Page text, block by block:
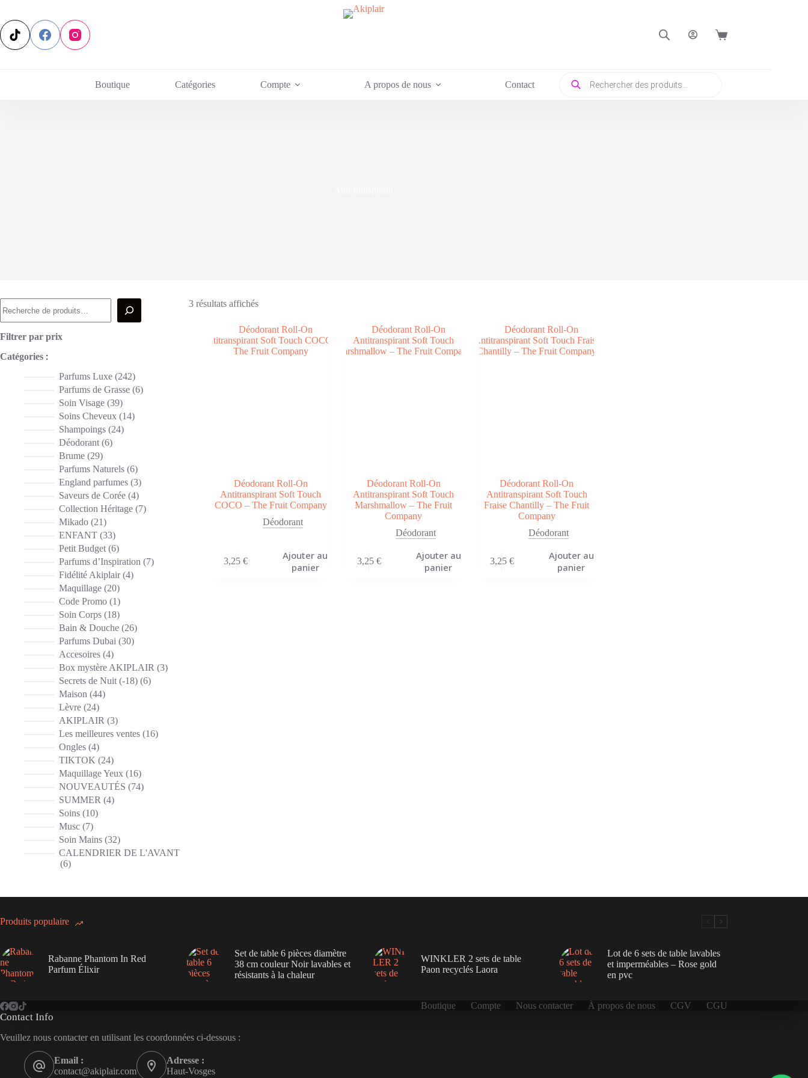
contenu
Panier
Boutique Catégories Compte A propos de nous Contact
3 résultats affichésTrié
plus
récent
au
plus
Déodorant Roll-On
Antitranspirant Soft Touch
COCO – The Fruit Company
Déodorant
3,25€
Ajouter au
panier
Déodorant Roll-On
Antitranspirant Soft Touch
Marshmallow – The Fruit
Company
Déodorant
3,25 €
Ajouter au
panier
Déodorant Roll-On
Antitranspirant Soft Touch
Fraise Chantilly – The Fruit
Company
Déodorant
3,25 €
Ajouter au
panier
Filtrer par prix
Catégories :
Parfums Luxe 242242
produits
Parfums de Grasse 66
Soin Visage 3939
produits
Soins Cheveux 1414
Shampoings 2424
Déodorant 66
Brume 2929
produits
Parfums Naturels 66
produits
England parfumes 33
produits
Saveurs de Corée 44
produits
Collection Héritage 77
Mikado 2121
produits
ENFANT 3333
produits
Petit Budget 66
produits
Parfums d’Inspiration 77
Fidélité Akiplair 44
Maquillage 2020
produits
Code Promo 11
produit
Soin Corps 1818
produits
Bain & Douche 2626
produits
Parfums Dubai 3030
Accesoires 44
produits
Box mystère AKIPLAIR 33
Secrets de Nuit (-18) 66
Maison 4444
Lèvre 2424
produits
AKIPLAIR 33
produits
Les meilleures ventes 1616
Ongles 44
produits
TIKTOK 2424
produits
Maquillage Yeux 1616
produits
NOUVEAUTÉS 7474
SUMMER 44
Soins 1010
Musc 77
produits
Soin Mains 3232
produits
CALENDRIER DE L'AVANT
66
Produits populaire
Rabanne Phantom In Red
Parfum Élixir
Set de table 6 pièces diamètre
38 cm couleur Noir lavables et
résistants à la chaleur
WINKLER 2 sets de table
Paon recyclés Laora
Lot de 6 sets de table lavables
et imperméables – Rose gold
en pvc
Boutique Compte Nous contacter À propos de nous CGV CGU
Contact Info
Veuillez nous contacter en utilisant les coordonnées ci-dessous :
Email :
contact@akiplair.com
Adresse :
Haut-Vosges